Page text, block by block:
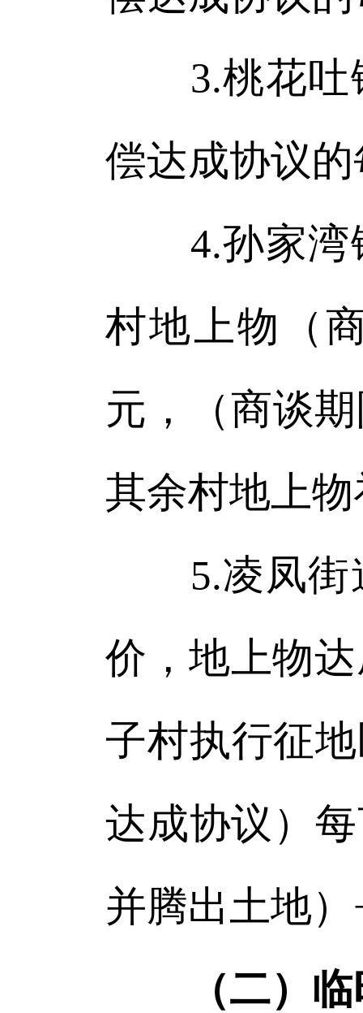
3.桃花吐镇
偿达成协议
4.孙家湾镇
村地上物（
元，（商谈
其余村地上
5.凌凤街道
价，地上物
子村执行征
达成协议）
并腾出土地
（二）